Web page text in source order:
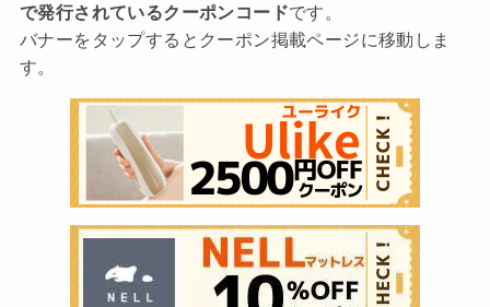
で発行されているクーポンコードです。
バナーをタップするとクーポン掲載ページに移動しま
す。